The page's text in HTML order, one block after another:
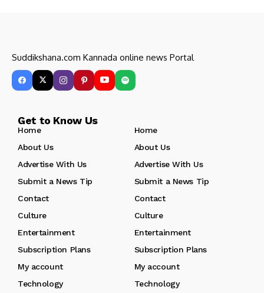
Suddikshana.com Kannada online news Portal
Get to Know Us
Home
Home
About Us
About Us
Advertise With Us
Advertise With Us
Submit a News Tip
Submit a News Tip
Contact
Contact
Culture
Culture
Entertainment
Entertainment
Subscription Plans
Subscription Plans
My account
My account
Technology
Technology